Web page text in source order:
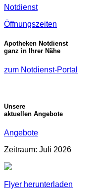
Notdienst
Öffnungszeiten
Apotheken Notdienst
ganz in Ihrer Nähe
zum Notdienst-Portal
Unsere
aktuellen Angebote
Angebote
Zeitraum: Juli 2026
Flyer herunterladen